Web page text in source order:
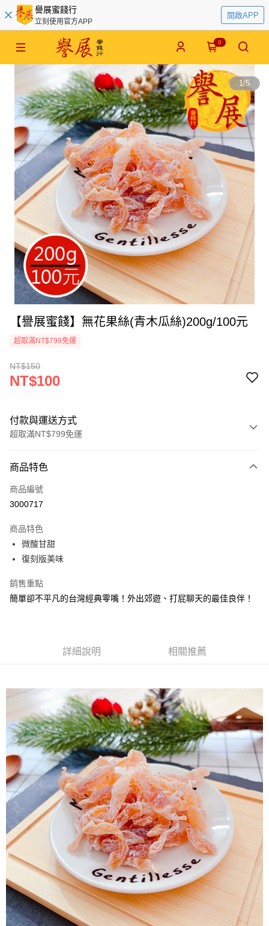
譽展蜜餞行
立刻使用官方APP
開啟APP
0
1/5
【譽展蜜餞】無花果絲(青木瓜絲)200g/100元
超取滿NT$799免運
NT$150
NT$100
付款與運送方式
超取滿NT$799免運
信用卡一次付款
超商取貨付款
Apple Pay
街口支付
悠遊付
每筆NT$60，滿NT$799(含以上)免運費
付款後全家取貨
每筆NT$60，滿NT$799(含以上)免運費
7-11取貨付款
每筆NT$60，滿NT$799(含以上)免運費
付款後7-11取貨
每筆NT$60，滿NT$799(含以上)免運費
宅配到家
每筆NT$150，滿NT$1,399(含以上)免運費
澎湖金門馬祖宅配到家
每筆NT$250
商品特色
商品編號
3000717
商品特色
微酸甘甜
復刻版美味
銷售重點
簡單卻不平凡的台灣經典零嘴！外出郊遊、打屁聊天的最佳良伴！
詳細說明 相關推薦